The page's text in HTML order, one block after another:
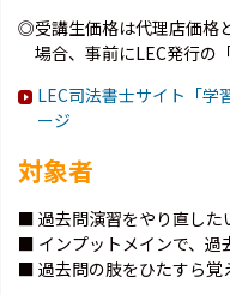
◎受講生価格は代理店価格
場合、事前にLEC発行の
LEC司法書士サイト「学
ージ
対象者
■ 過去問演習をやり直した
■ インプットメインで、過
■ 過去問の肢をひたすら覚